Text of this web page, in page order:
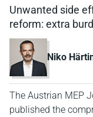
Unwanted side
reform: extra
Niko
The Austrian MEP
published the